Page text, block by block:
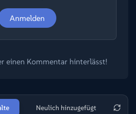
Anmelden
einen Kommentar hinterlässt!
Neulich hinzugefügt